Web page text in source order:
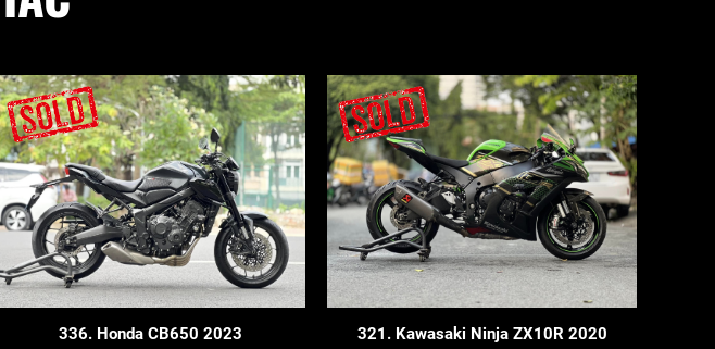
336. Honda CB650 2023
321. Kawasaki Ninja ZX10R 2020